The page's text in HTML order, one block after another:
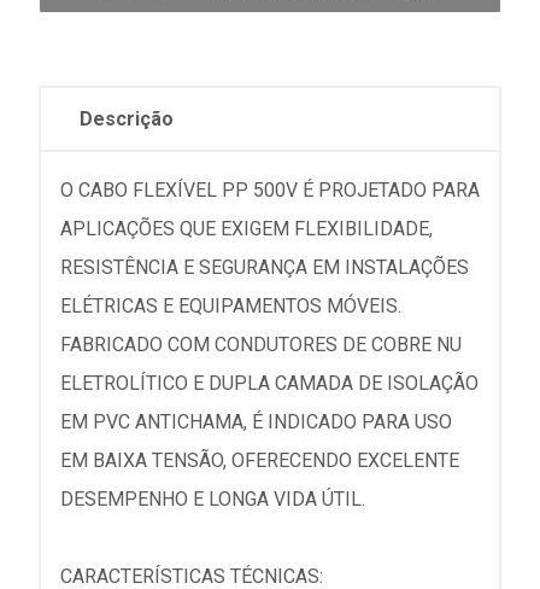
Descrição
O CABO FLEXÍVEL PP 500V É PROJETADO PARA
APLICAÇÕES QUE EXIGEM FLEXIBILIDADE,
RESISTÊNCIA E SEGURANÇA EM INSTALAÇÕES
ELÉTRICAS E EQUIPAMENTOS MÓVEIS.
FABRICADO COM CONDUTORES DE COBRE NU
ELETROLÍTICO E DUPLA CAMADA DE ISOLAÇÃO
EM PVC ANTICHAMA, É INDICADO PARA USO
EM BAIXA TENSÃO, OFERECENDO EXCELENTE
DESEMPENHO E LONGA VIDA ÚTIL.
CARACTERÍSTICAS TÉCNICAS: